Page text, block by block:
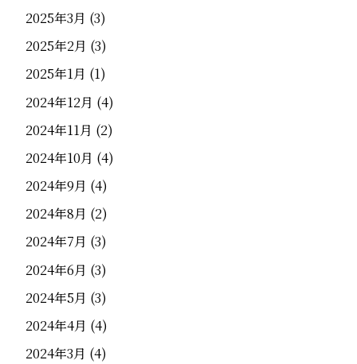
2025年3月 (3)
2025年2月 (3)
2025年1月 (1)
2024年12月 (4)
2024年11月 (2)
2024年10月 (4)
2024年9月 (4)
2024年8月 (2)
2024年7月 (3)
2024年6月 (3)
2024年5月 (3)
2024年4月 (4)
2024年3月 (4)